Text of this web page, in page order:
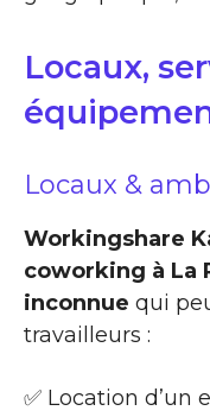
Locaux,
Locaux &
Workingshare
coworking à La
inconnue qui
travailleurs :
✅ Location d’un